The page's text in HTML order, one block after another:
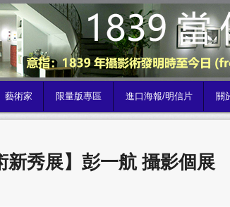
藝術家 限量版專區 進口海報/明信片 關
新秀展】彭一航 攝影個展